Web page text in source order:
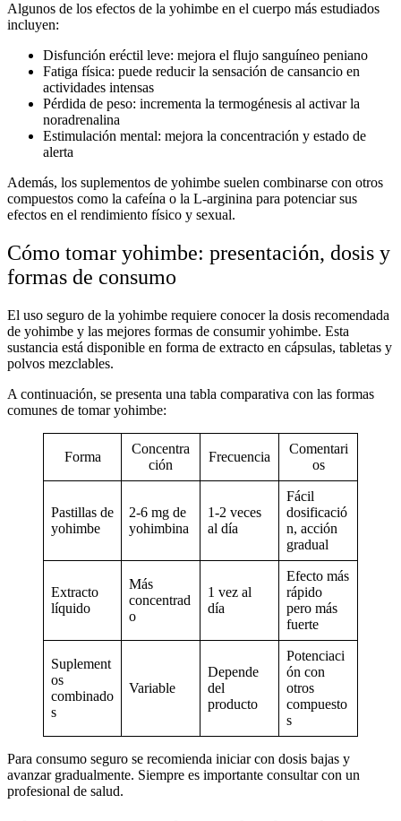
Algunos de los efectos de la yohimbe en el cuerpo más estudiados
incluyen:
Disfunción eréctil leve: mejora el flujo sanguíneo peniano
Fatiga física: puede reducir la sensación de cansancio en
actividades intensas
Pérdida de peso: incrementa la termogénesis al activar la
noradrenalina
Estimulación mental: mejora la concentración y estado de
alerta
Además, los suplementos de yohimbe suelen combinarse con otros
compuestos como la cafeína o la L-arginina para potenciar sus
efectos en el rendimiento físico y sexual.
Cómo tomar yohimbe: presentación, dosis y
formas de consumo
El uso seguro de la yohimbe requiere conocer la dosis recomendada
de yohimbe y las mejores formas de consumir yohimbe. Esta
sustancia está disponible en forma de extracto en cápsulas, tabletas y
polvos mezclables.
A continuación, se presenta una tabla comparativa con las formas
comunes de tomar yohimbe:
Forma
Concentra
ción
Frecuencia
Comentari
os
Pastillas de
yohimbe
2-6 mg de
yohimbina
1-2 veces
al día
Fácil
dosificació
n, acción
gradual
Extracto
líquido
Más
concentrad
o
1 vez al
día
Efecto más
rápido
pero más
fuerte
Suplement
os
combinado
s
Variable
Depende
del
producto
Potenciaci
ón con
otros
compuesto
s
Para consumo seguro se recomienda iniciar con dosis bajas y
avanzar gradualmente. Siempre es importante consultar con un
profesional de salud.